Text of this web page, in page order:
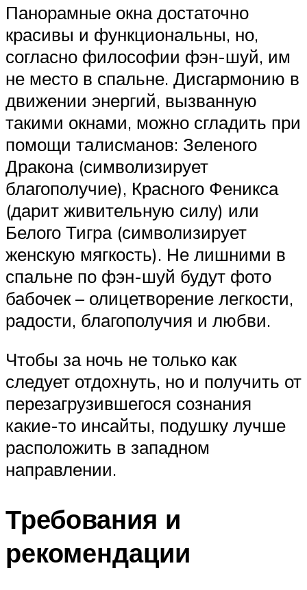
Панорамные окна достаточно
красивы и функциональны, но,
согласно философии фэн-шуй, им
не место в спальне. Дисгармонию в
движении энергий, вызванную
такими окнами, можно сгладить при
помощи талисманов: Зеленого
Дракона (символизирует
благополучие), Красного Феникса
(дарит живительную силу) или
Белого Тигра (символизирует
женскую мягкость). Не лишними в
спальне по фэн-шуй будут фото
бабочек – олицетворение легкости,
радости, благополучия и любви.
Чтобы за ночь не только как
следует отдохнуть, но и получить от
перезагрузившегося сознания
какие-то инсайты, подушку лучше
расположить в западном
направлении.
Требования и
рекомендации